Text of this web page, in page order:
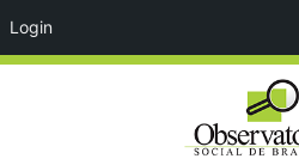
Login